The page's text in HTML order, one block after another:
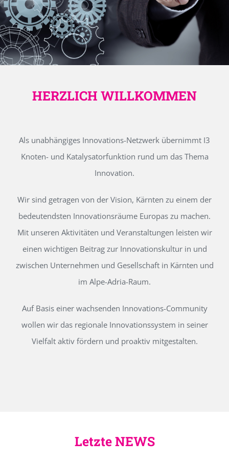
HERZLICH WILLKOMMEN
Als unabhängiges Innovations-Netzwerk übernimmt I3
Knoten- und Katalysatorfunktion rund um das Thema
Innovation.
Wir sind getragen von der Vision, Kärnten zu einem der
bedeutendsten Innovationsräume Europas zu machen.
Mit unseren Aktivitäten und Veranstaltungen leisten wir
einen wichtigen Beitrag zur Innovationskultur in und
zwischen Unternehmen und Gesellschaft in Kärnten und
im Alpe-Adria-Raum.
Auf Basis einer wachsenden Innovations-Community
wollen wir das regionale Innovationssystem in seiner
Vielfalt aktiv fördern und proaktiv mitgestalten.
Letzte NEWS